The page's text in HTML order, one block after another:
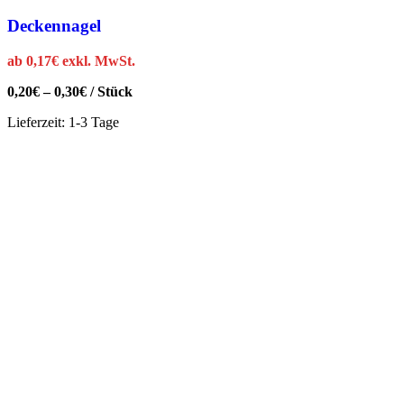
Deckennagel
ab 0,17€ exkl. MwSt.
0,20€–0,30€ /Stück
Lieferzeit: 1-3 Tage